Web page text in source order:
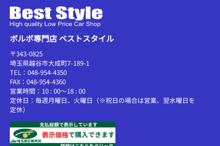
ボルボ専門店 ベストスタイル
〒343-0825
埼玉県越谷市大成町7-189-1
TEL：048-954-4350
FAX：048-954-4360
営業時間：10 : 00～18 : 00
定休日：毎週月曜日、火曜日（※祝日の場合は営業、翌水曜日を
定休）